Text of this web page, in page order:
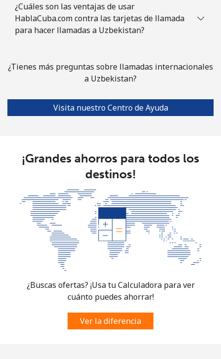
¿Cuáles son las ventajas de usar
HablaCuba.com contra las tarjetas de llamada
para hacer llamadas a Uzbekistan?
¿Tienes más preguntas sobre llamadas internacionales
a Uzbekistan?
Visita nuestro Centro de Ayuda
¡Grandes ahorros para todos los
destinos!
¿Buscas ofertas? ¡Usa tu Calculadora para ver
cuánto puedes ahorrar!
Ver la diferencia